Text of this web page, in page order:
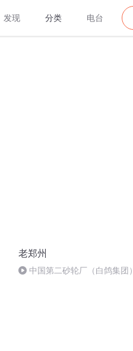
发现 分类 电台
老郑州
中国第二砂轮厂（白鸽集团）